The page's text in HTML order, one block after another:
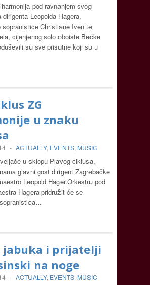
pod ravnanjem svog
Leopolda Hagera,
Christiane Iven te
cijenjenog solo oboiste Bečke
su sve prisutne koji su u
ZG
u znaku
- ACTUALLY, EVENTS, MUSIC
u sklopu Plavog ciklusa,
glavni gost dirigent Zagrebačke
Leopold Hager.Orkestru pod
Hagera pridružit će se
jabuka i prijatelji
na noge
- ACTUALLY, EVENTS, MUSIC